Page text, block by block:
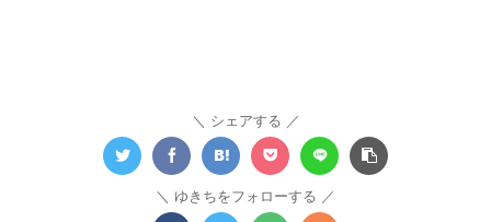
シェアする
ゆきちをフォローする